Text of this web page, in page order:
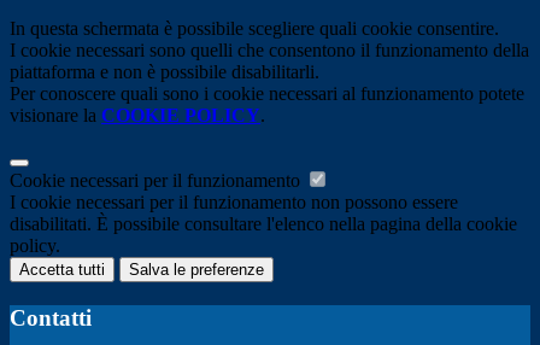
In questa schermata è possibile scegliere quali cookie consentire.
I cookie necessari sono quelli che consentono il funzionamento della
piattaforma e non è possibile disabilitarli.
Per conoscere quali sono i cookie necessari al funzionamento potete
visionare la COOKIE POLICY.
Cookie necessari per il funzionamento
I cookie necessari per il funzionamento non possono essere
disabilitati. È possibile consultare l'elenco nella pagina della cookie
policy.
Accetta tutti Salva le preferenze
Contatti